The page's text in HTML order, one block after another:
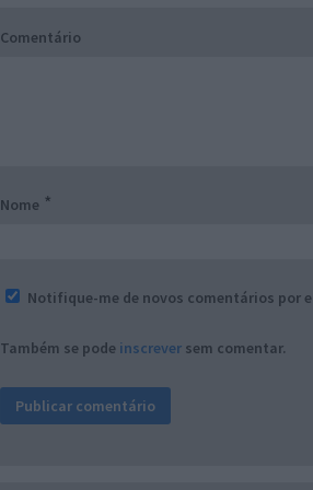
Comentário
Nome *
Notifique-me de novos comentários por
Também se pode inscrever sem comentar.